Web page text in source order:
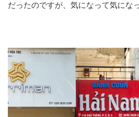
だったのですが、気になって気にな